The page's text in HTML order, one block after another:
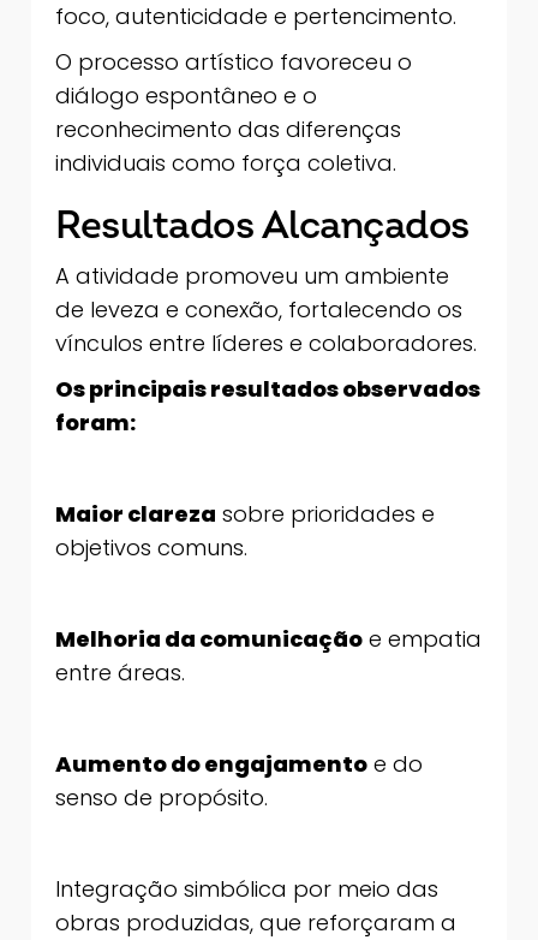
foco, autenticidade e pertencimento.
O processo artístico favoreceu o
diálogo espontâneo e o
reconhecimento das diferenças
individuais como força coletiva.
Resultados Alcançados
A atividade promoveu um ambiente
de leveza e conexão, fortalecendo os
vínculos entre líderes e colaboradores.
Os principais resultados observados
foram:
Maior clareza sobre prioridades e
objetivos comuns.
Melhoria da comunicação e empatia
entre áreas.
Aumento do engajamento e do
senso de propósito.
Integração simbólica por meio das
obras produzidas, que reforçaram a